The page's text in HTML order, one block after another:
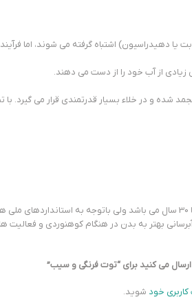
اشتباه گرفته می شوند، اما
از آب خود را از دست می دهند.
و در خلاء بسیار قدرتمندی قرار می گیرد.
بهتر به بدن در هنگام کوهنوردی و فعالیت
می کنید برای “توت فرنگی و سیب”
خود شوید.